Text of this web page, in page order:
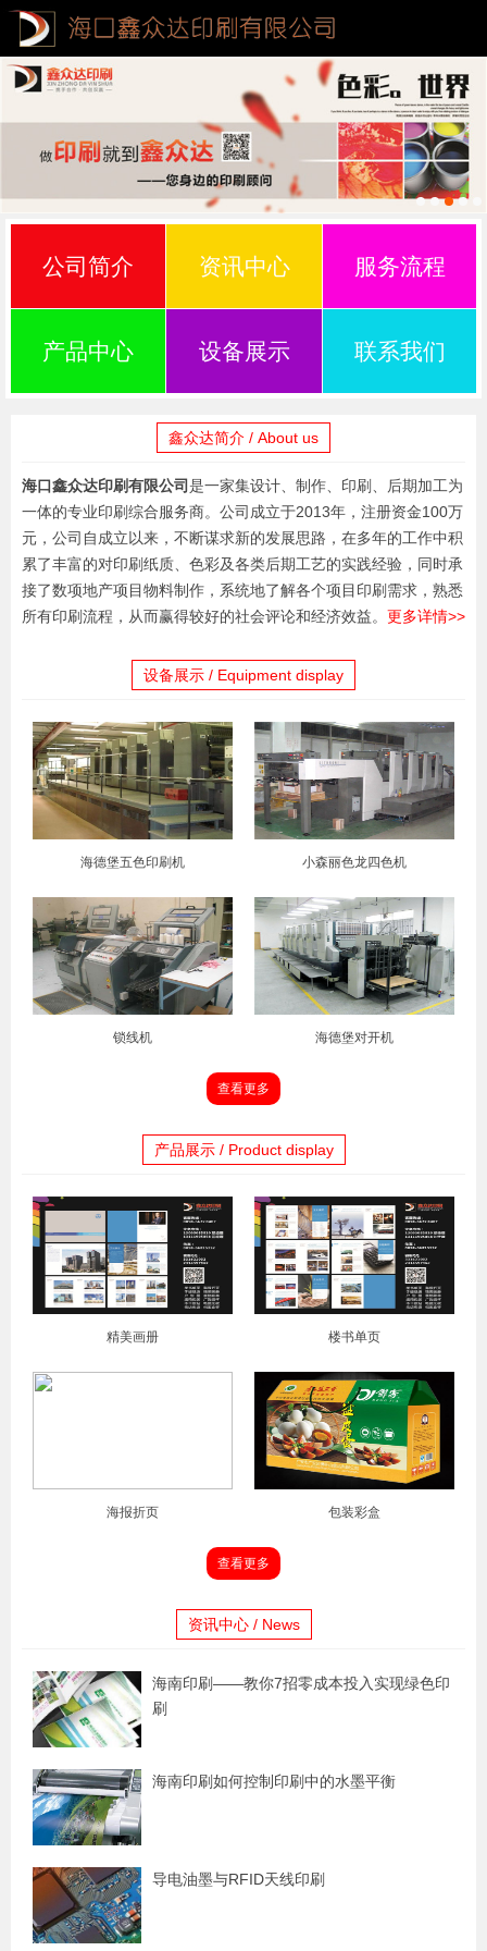
公司简介 资讯中心 服务流程
产品中心 设备展示 联系我们
鑫众达简介 / About us
海口鑫众达印刷有限公司是一家集设计、制作、印刷、后期加工为
一体的专业印刷综合服务商。公司成立于2013年，注册资金100万
元，公司自成立以来，不断谋求新的发展思路，在多年的工作中积
累了丰富的对印刷纸质、色彩及各类后期工艺的实践经验，同时承
接了数项地产项目物料制作，系统地了解各个项目印刷需求，熟悉
所有印刷流程，从而赢得较好的社会评论和经济效益。 更多详情>>
设备展示 / Equipment display
海德堡五色印刷机 小森丽色龙四色机
锁线机 海德堡对开机
查看更多
产品展示 / Product display
精美画册 楼书单页
海报折页 包装彩盒
查看更多
资讯中心 / News
海南印刷——教你7招零成本投入实现绿色印
刷
海南印刷如何控制印刷中的水墨平衡
导电油墨与RFID天线印刷